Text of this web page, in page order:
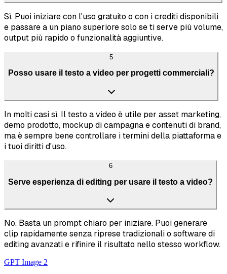
Sì. Puoi iniziare con l'uso gratuito o con i crediti disponibili
e passare a un piano superiore solo se ti serve più volume,
output più rapido o funzionalità aggiuntive.
5
Posso usare il testo a video per progetti commerciali?
In molti casi sì. Il testo a video è utile per asset marketing,
demo prodotto, mockup di campagna e contenuti di brand,
ma è sempre bene controllare i termini della piattaforma e
i tuoi diritti d'uso.
6
Serve esperienza di editing per usare il testo a video?
No. Basta un prompt chiaro per iniziare. Puoi generare
clip rapidamente senza riprese tradizionali o software di
editing avanzati e rifinire il risultato nello stesso workflow.
GPT Image 2